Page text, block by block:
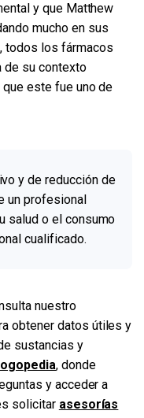
y que Matthew
mucho en sus
todos los fármacos
de su contexto
este fue uno de
y de reducción de
un profesional
salud o el consumo
cualificado.
nuestro
obtener datos útiles y
sustancias y
, donde
y acceder a
solicitar asesorías